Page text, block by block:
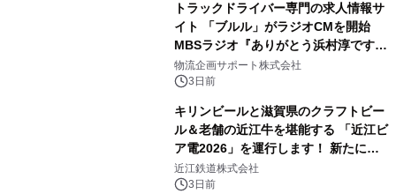
トラックドライバー専門の求人情報サ
イト 「ブルル」がラジオCMを開始
MBSラジオ『ありがとう浜村淳です』
にて8月1日(土)より
物流企画サポート株式会社
3日前
キリンビールと滋賀県のクラフトビー
ル＆老舗の近江牛を堪能する 「近江ビ
ア電2026」を運行します！ 新たに
「長濱浪漫ビール」が参加！キリン一
番搾り飲み放題が復活！
近江鉄道株式会社
3日前